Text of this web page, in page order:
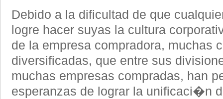
Debido a la dificultad de que
logre hacer suyas la cultura
de la empresa compradora, muchas
diversificadas, que entre sus
muchas empresas compradas, han
esperanzas de lograr la unificaci�n